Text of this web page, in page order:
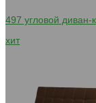
497 угловой
хит